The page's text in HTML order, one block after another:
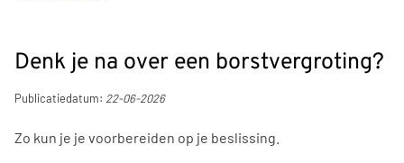
Denk je na over een borstvergroting?
Publicatiedatum: 22-06-2026
Zo kun je je voorbereiden op je beslissing.